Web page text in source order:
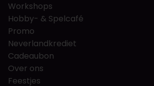
Workshops
Hobby- & Spelcafé
Promo
Neverlandkrediet
Cadeaubon
Over ons
Feestjes